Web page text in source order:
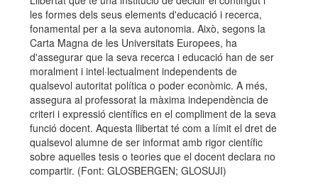
les formes dels seus elements d'educació i recerca,
fonamental per a la seva autonomia. Això, segons la
Carta Magna de les Universitats Europees, ha
d'assegurar que la seva recerca i educació han de ser
moralment i intel·lectualment independents de
qualsevol autoritat política o poder econòmic. A més,
assegura al professorat la màxima independència de
criteri i expressió científics en el compliment de la seva
funció docent. Aquesta llibertat té com a límit el dret de
qualsevol alumne de ser informat amb rigor científic
sobre aquelles tesis o teories que el docent declara no
compartir. (Font: GLOSBERGEN; GLOSUJI)